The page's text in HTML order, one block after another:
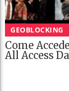
GEOBLOCKING
Come
All Access